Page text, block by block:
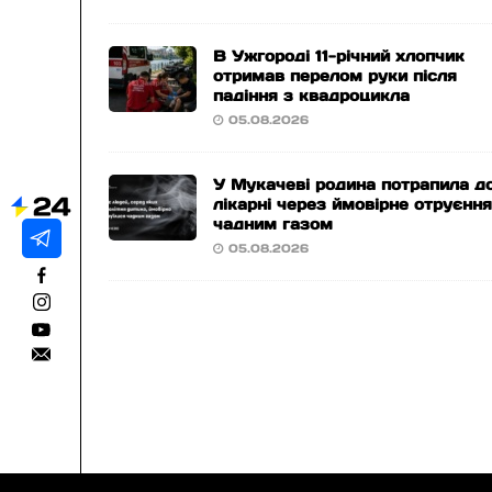
В Ужгороді 11-річний хлопчик
отримав перелом руки після
падіння з квадроцикла
05.08.2026
У Мукачеві родина потрапила
лікарні через ймовірне отруєння
чадним газом
05.08.2026